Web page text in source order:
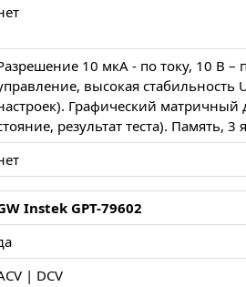
10 мкА - по току, 10 В
высокая
Графический матричный
результат теста). Память,
Instek GPT-79602
| DCV